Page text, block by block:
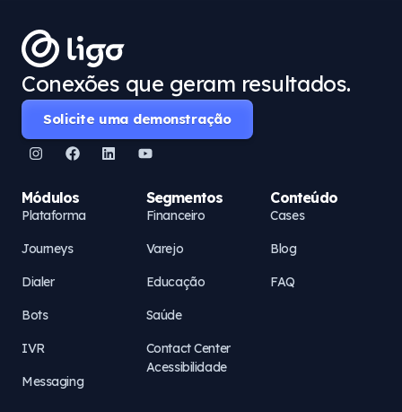
Conexões que geram resultados.
Solicite uma demonstração
Módulos
Plataforma
Journeys
Dialer
Bots
IVR
Messaging
Segmentos
Financeiro
Varejo
Educação
Saúde
Contact Center
Acessibilidade
Conteúdo
Cases
Blog
FAQ